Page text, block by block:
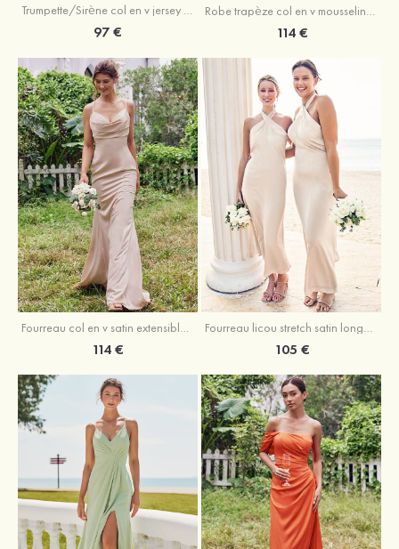
Trumpette/Sirène col en v jersey ras du sol robe de demoiselle d'honneur
97 € 114 €
Fourreau col en v satin extensible ras du sol robe de demoiselle d'honneur
114 €
Fourreau licou stretch satin longueur cheville robe de demoiselle d'honneur
105 €